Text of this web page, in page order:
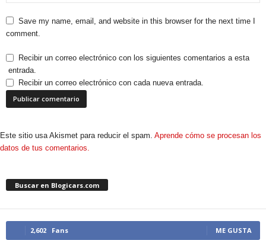
Save my name, email, and website in this browser for the next time I
comment.
Recibir un correo electrónico con los siguientes comentarios a esta
entrada.
Recibir un correo electrónico con cada nueva entrada.
Este sitio usa Akismet para reducir el spam. Aprende cómo se procesan los
datos de tus comentarios.
Buscar en Blogicars.com
2,602 Fans ME GUSTA